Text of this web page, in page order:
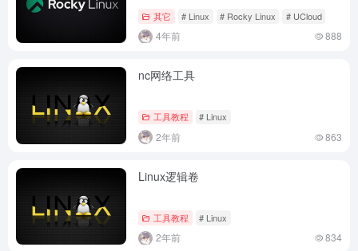
其它 # Linux # Rocky Linux # UCloud
4年前 888
nc网络工具
工具教程 # Linux
2年前 863
Linux逻辑卷
工具教程 # Linux
2年前 834